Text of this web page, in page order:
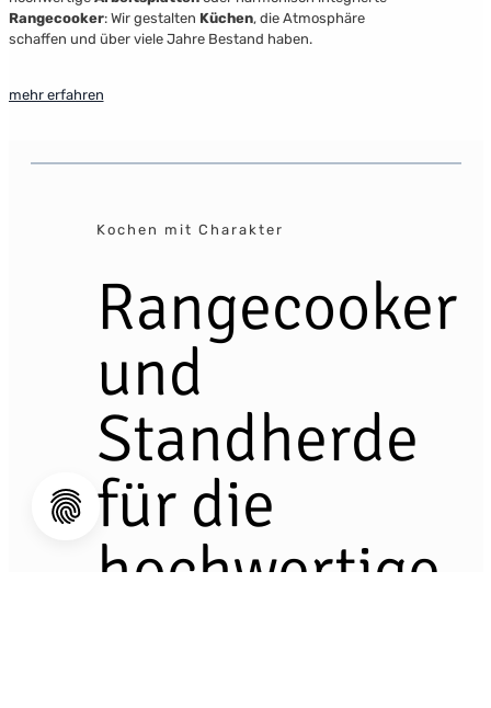
Rangecooker: Wir gestalten Küchen, die Atmosphäre
schaffen und über viele Jahre Bestand haben.
mehr erfahren
Kochen mit Charakter
Rangecooker
und
Standherde
für die
hochwertige